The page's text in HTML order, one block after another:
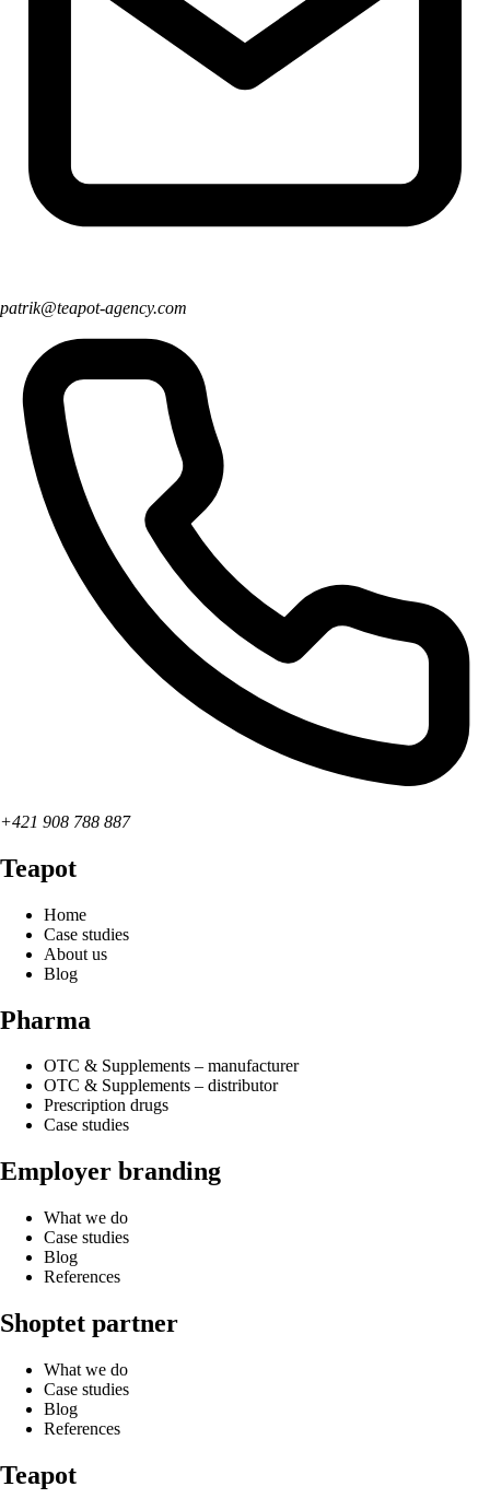
patrik@teapot-agency.com
+421 908 788 887
Teapot
Home
Case studies
About us
Blog
Pharma
OTC & Supplements – manufacturer
OTC & Supplements – distributor
Prescription drugs
Case studies
Employer branding
What we do
Case studies
Blog
References
Shoptet partner
What we do
Case studies
Blog
References
Teapot